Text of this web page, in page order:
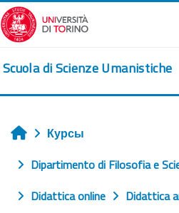
Перейти к основному
Scuola di Scienze Umanistiche
Главная
Курсы
Dipartimento di Filosofia e
Didattica online
Didattica